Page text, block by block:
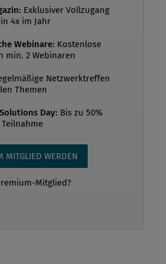
Exklusiver Vollzugang
4x im Jahr
Webinare: Kostenlose
min. 2 Webinaren
Netzwerktreffen
Themen
Day: Bis zu 50%
MITGLIED WERDEN
Mitglied?